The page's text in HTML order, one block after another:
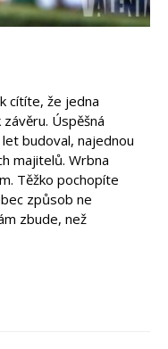
cítíte, že jedna
Úspěšná
budoval, najednou
majitelů. Wrbna
Těžko pochopíte
způsob ne
zbude, než